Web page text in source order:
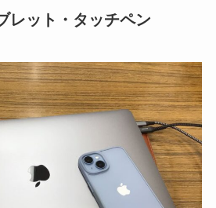
レット・タッチペン